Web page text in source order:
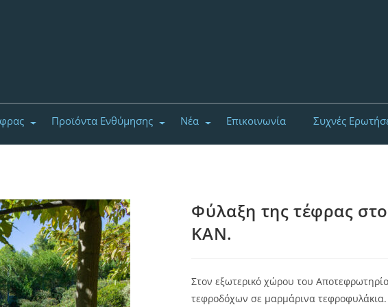
Προϊόντα Ενθύμησης Νέα Επικοινωνία Συχνές
Φύλαξη της τέφρας
ΚΑΝ.
Στον εξωτερικό χώρου του
τεφροδόχων σε μαρμάρινα